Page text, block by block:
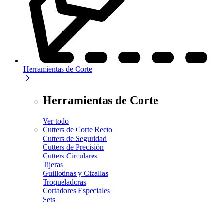
Herramientas de Corte
Herramientas de Corte
Ver todo
Cutters de Corte Recto
Cutters de Seguridad
Cutters de Precisión
Cutters Circulares
Tijeras
Guillotinas y Cizallas
Troqueladoras
Cortadores Especiales
Sets